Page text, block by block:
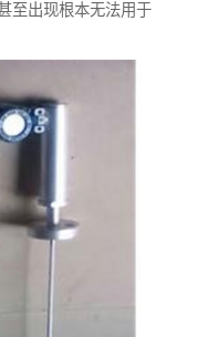
至出现根本无法用于